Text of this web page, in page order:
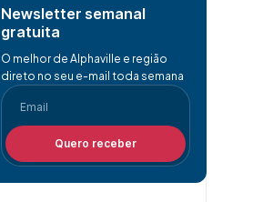
Newsletter semanal
gratuita
O melhor de Alphaville e região
direto no seu e-mail toda semana
Quero receber